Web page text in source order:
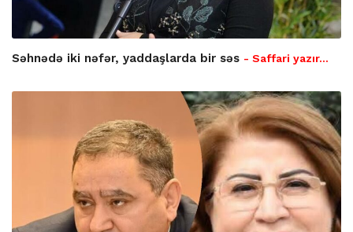
Səhnədə iki nəfər, yaddaşlarda bir səs - Saffari yazır…